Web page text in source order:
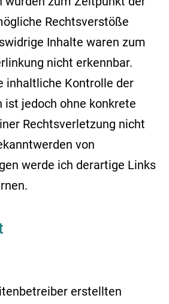
Rechtsverstöße
Inhalte waren zum
nicht erkennbar.
inhaltliche Kontrolle der
ist jedoch ohne konkrete
Rechtsverletzung nicht
von
werde ich derartige Links
erstellten